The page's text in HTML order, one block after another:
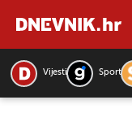
Vijesti Sport
PRETRAŽITE VIJESTI